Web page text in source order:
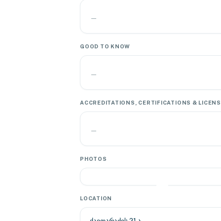
—
GOOD TO KNOW
—
ACCREDITATIONS, CERTIFICATIONS &
—
PHOTOS
LOCATION